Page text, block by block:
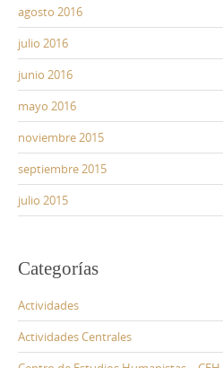
agosto 2016
julio 2016
junio 2016
mayo 2016
noviembre 2015
septiembre 2015
julio 2015
Categorías
Actividades
Actividades Centrales